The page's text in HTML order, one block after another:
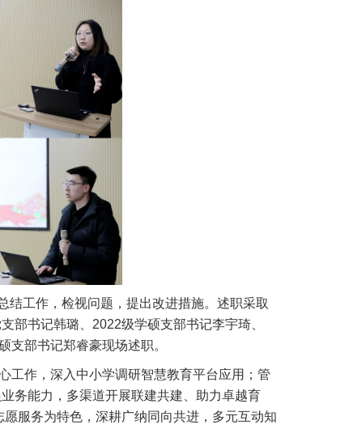
工作，检视问题，提出改进措施。述职采取
部书记韩璐、2022级学硕支部书记李宇琦、
支部书记郑睿豪现场述职。
作，深入中小学调研智慧教育平台应用；管
务能力，多渠道开展联建共建、助力卓越育
服务为特色，深耕广纳同向共进，多元互动知